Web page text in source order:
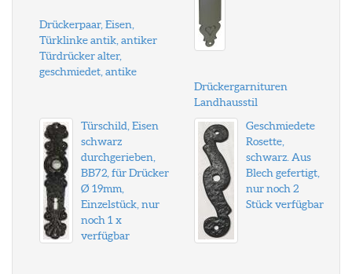
Drückerpaar, Eisen,
Türklinke antik, antiker
Türdrücker alter,
geschmiedet, antike
Drückergarnituren
Landhausstil
Türschild, Eisen
schwarz
durchgerieben,
BB72, für Drücker
Ø 19mm,
Einzelstück, nur
noch 1 x
verfügbar
Geschmiedete
Rosette,
schwarz. Aus
Blech gefertigt,
nur noch 2
Stück verfügbar